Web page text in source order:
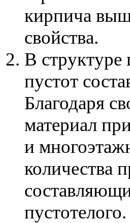
кирпича
свойства.
В структуре
пустот
Благодаря
материал
и
количества
пустотелого.